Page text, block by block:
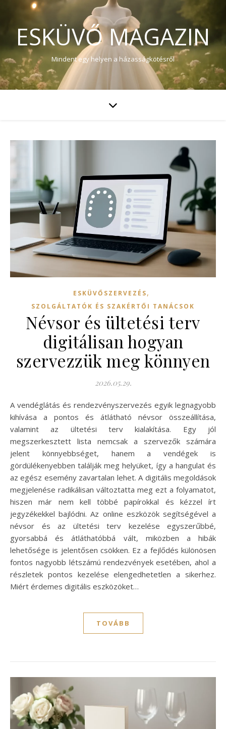
ESKÜVŐ MAGAZIN
Mindent egy helyen a házasságkötésről
ESKÜVŐSZERVEZÉS,
SZOLGÁLTATÓK ÉS SZAKÉRTŐI TANÁCSOK
Névsor és ültetési terv
digitálisan hogyan
szervezzük meg könnyen
2026.05.29.
A vendéglátás és rendezvényszervezés egyik legnagyobb
kihívása a pontos és átlátható névsor összeállítása,
valamint az ültetési terv kialakítása. Egy jól
megszerkesztett lista nemcsak a szervezők számára
jelent könnyebbséget, hanem a vendégek is
gördülékenyebben találják meg helyüket, így a hangulat és
az egész esemény zavartalan lehet. A digitális megoldások
megjelenése radikálisan változtatta meg ezt a folyamatot,
hiszen már nem kell többé papírokkal és kézzel írt
jegyzékekkel bajlódni. Az online eszközök segítségével a
névsor és az ültetési terv kezelése egyszerűbbé,
gyorsabbá és átláthatóbbá vált, miközben a hibák
lehetősége is jelentősen csökken. Ez a fejlődés különösen
fontos nagyobb létszámú rendezvények esetében, ahol a
részletek pontos kezelése elengedhetetlen a sikerhez.
Miért érdemes digitális eszközöket…
TOVÁBB